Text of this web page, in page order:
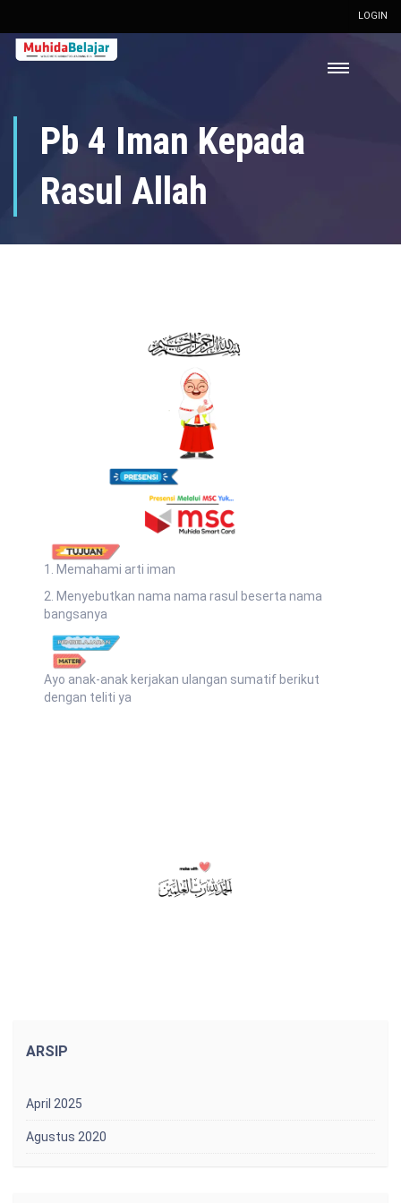
LOGIN
Pb 4 Iman Kepada
Rasul Allah
1. Memahami arti iman
2. Menyebutkan nama nama rasul beserta nama
bangsanya
Ayo anak-anak kerjakan ulangan sumatif berikut
dengan teliti ya
ARSIP
April 2025
Agustus 2020